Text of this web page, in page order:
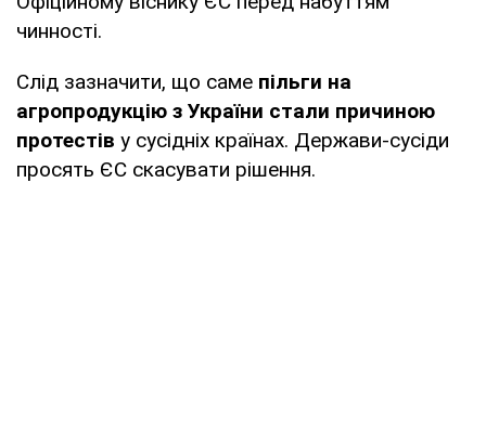
чинності.
Слід зазначити, що саме пільги на
агропродукцію з України стали причиною
протестів у сусідніх країнах. Держави-сусіди
просять ЄС скасувати рішення.